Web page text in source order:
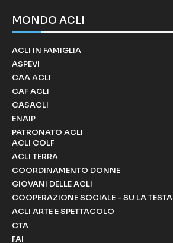
MONDO ACLI
ACLI IN FAMIGLIA
ASPEVI
CAA ACLI
CAF ACLI
CASACLI
ENAIP
PATRONATO ACLI
ACLI COLF
ACLI TERRA
COORDINAMENTO DONNE
GIOVANI DELLE ACLI
COOPERAZIONE SOCIALE - SU LA TESTA
ACLI ARTE E SPETTACOLO
CTA
FAI